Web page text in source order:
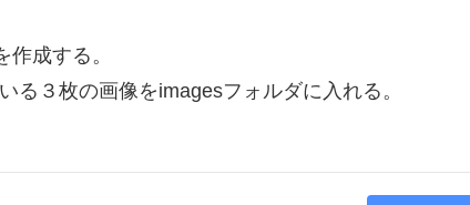
成する。
る３枚の画像をimagesフォルダに入れる。